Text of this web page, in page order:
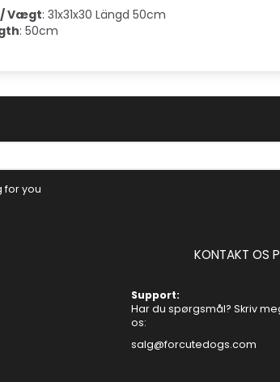
/ Vægt: 31x31x30 Längd 50cm
: 50cm
for you
KONTAKT OS
Support:
Har du spørgsmål? Skriv
os:
salg@forcutedogs.com